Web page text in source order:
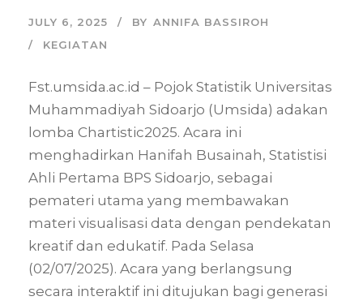
JULY 6, 2025 BY ANNIFA BASSIROH
KEGIATAN
Fst.umsida.ac.id – Pojok Statistik Universitas
Muhammadiyah Sidoarjo (Umsida) adakan
lomba Chartistic2025. Acara ini
menghadirkan Hanifah Busainah, Statistisi
Ahli Pertama BPS Sidoarjo, sebagai
pemateri utama yang membawakan
materi visualisasi data dengan pendekatan
kreatif dan edukatif. Pada Selasa
(02/07/2025). Acara yang berlangsung
secara interaktif ini ditujukan bagi generasi